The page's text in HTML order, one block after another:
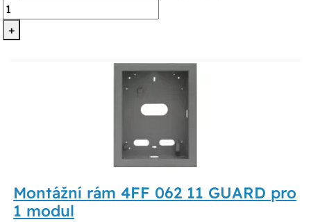
+
Montážní rám 4FF 062 11 GUARD pro
1 modul